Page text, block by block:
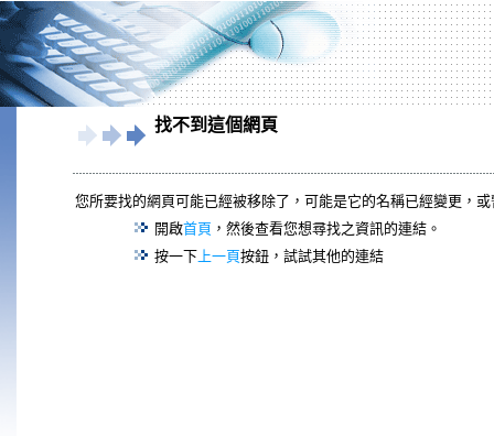
找不到這個網頁
您所要找的網頁可能已經被移除了，可能是它的名稱已經變更，
開啟首頁 ，然後查看您想尋找之資訊的連結。
按一下上一頁按鈕，試試其他的連結